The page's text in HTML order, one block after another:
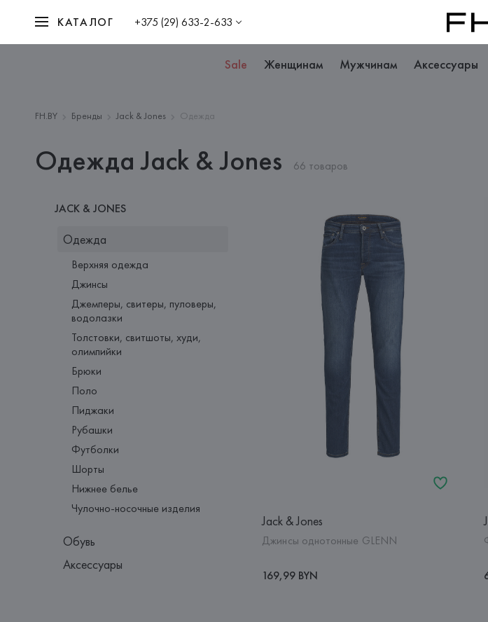
КАТАЛОГ +375 (29) 633-2-633
Sale Женщинам Мужчинам Аксессуары
FH.BY Бренды Jack & Jones Одежда
Одежда Jack & Jones 66 товаров
JACK & JONES
Одежда
Верхняя одежда
Джинсы
Джемперы, свитеры, пуловеры,
водолазки
Толстовки, свитшоты, худи,
олимпийки
Брюки
Поло
Пиджаки
Рубашки
Футболки
Шорты
Нижнее белье
Чулочно-носочные изделия
Обувь
Аксессуары
Jack & Jones
Джинсы однотонные GLENN
169,99 BYN